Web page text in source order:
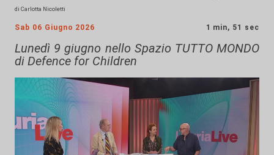
di Carlotta Nicoletti
Sab 06 Giugno 2026 1 min, 51 sec
Lunedì 9 giugno nello Spazio TUTTO MONDO
di Defence for Children